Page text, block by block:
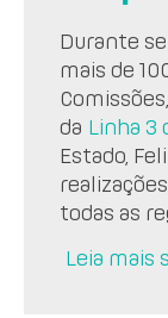
Durante
mais de
da Linha 3
Estado,
todas as
Leia mais